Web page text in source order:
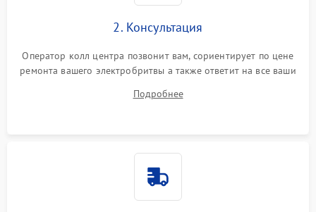
2. Консультация
Оператор колл центра позвонит вам, сориентирует по цене
ремонта вашего электробритвы а также ответит на все ваши
Подробнее